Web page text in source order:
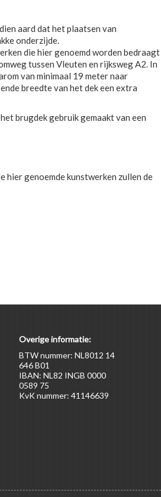
aard dat het plaatsen van
onderzijde.
die hier genoemd worden bedraagt
tussen Vleuten en rijksweg A2. In
van minimaal 19 meter naar
breedte van het dek een extra
brugdek gebruik gemaakt van een
genoemde kunstwerken zullen de
Overige informatie:
BTW nummer: NL8012 14
646 B01
IBAN: NL82 INGB 0000
0589 75
KvK nummer: 41146639